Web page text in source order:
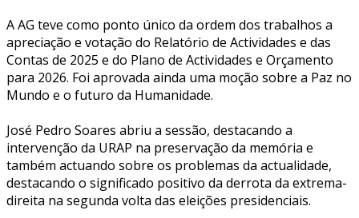
A AG teve como ponto único da ordem dos trabalhos a
apreciação e votação do Relatório de Actividades e das
Contas de 2025 e do Plano de Actividades e Orçamento
para 2026. Foi aprovada ainda uma moção sobre a Paz no
Mundo e o futuro da Humanidade.
José Pedro Soares abriu a sessão, destacando a
intervenção da URAP na preservação da memória e
também actuando sobre os problemas da actualidade,
destacando o significado positivo da derrota da extrema-
direita na segunda volta das eleições presidenciais.